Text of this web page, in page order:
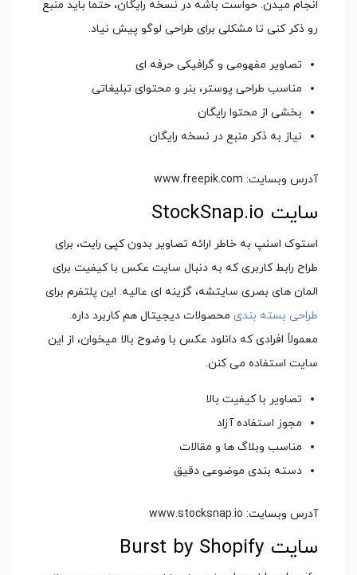
انجام میدن. حواست باشه در نسخه رایگان، حتماً باید منبع
رو ذکر کنی تا مشکلی برای طراحی لوگو پیش نیاد.
تصاویر مفهومی و گرافیکی حرفه ای
مناسب طراحی پوستر، بنر و محتوای تبلیغاتی
بخشی از محتوا رایگان
نیاز به ذکر منبع در نسخه رایگان
آدرس وبسایت: www.freepik.com
سایت StockSnap.io
استوک اسنپ به خاطر ارائه تصاویر بدون کپی رایت، برای
طراح رابط کاربری که به دنبال سایت عکس با کیفیت برای
المان های بصری سایتشه، گزینه ای عالیه. این پلتفرم برای
طراحی بسته بندی محصولات دیجیتال هم کاربرد داره.
معمولاً افرادی که دانلود عکس با وضوح بالا میخوان، از این
سایت استفاده می کنن.
تصاویر با کیفیت بالا
مجوز استفاده آزاد
مناسب وبلاگ ها و مقالات
دسته بندی موضوعی دقیق
آدرس وبسایت: www.stocksnap.io
سایت Burst by Shopify